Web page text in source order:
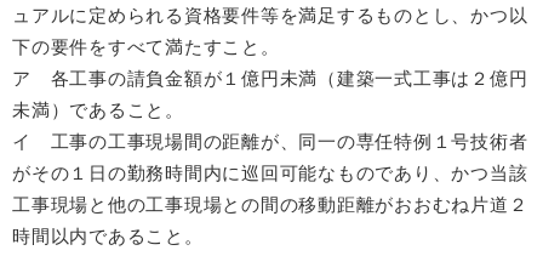
ュアルに定められる資格要件等を満足するものとし、かつ以
下の要件をすべて満たすこと。
ア 各工事の請負金額が１億円未満（建築一式工事は２億円
未満）であること。
イ 工事の工事現場間の距離が、同一の専任特例１号技術者
がその１日の勤務時間内に巡回可能なものであり、かつ当該
工事現場と他の工事現場との間の移動距離がおおむね片道２
時間以内であること。